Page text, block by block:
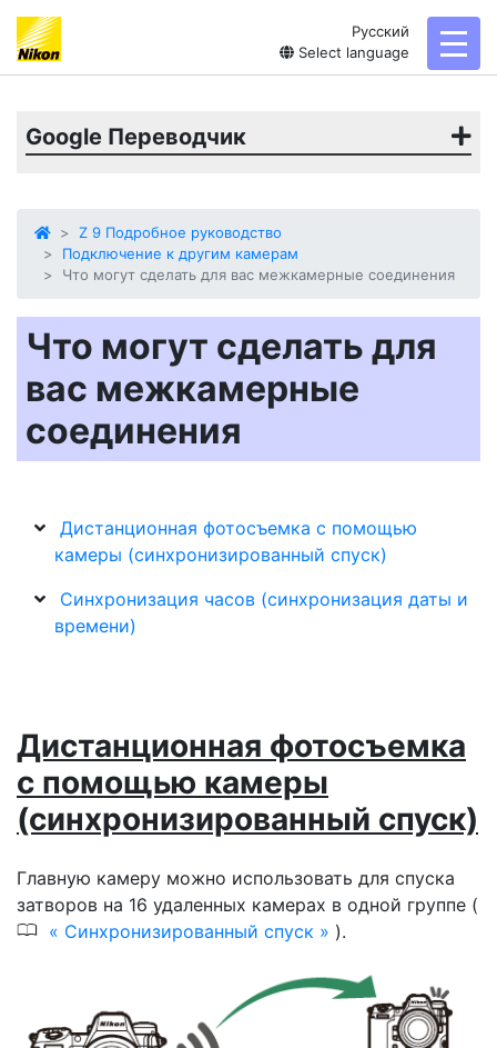
Русский
Select language
Google Переводчик
Z 9 Подробное руководство
Подключение к другим камерам
Что могут сделать для вас межкамерные соединения
Что могут сделать для
вас межкамерные
соединения
Дистанционная фотосъемка с помощью
камеры (синхронизированный спуск)
Синхронизация часов (синхронизация даты и
времени)
Дистанционная фотосъемка
с помощью камеры
(синхронизированный спуск)
Главную камеру можно использовать для спуска
затворов на 16 удаленных камерах в одной группе (
0 Синхронизированный спуск ).